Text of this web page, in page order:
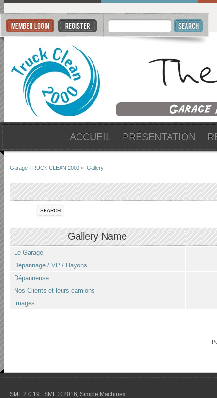
ACCUEIL PRÉSENTATION
Garage TRUCK CLEAN 2000 » Gallery
SEARCH
Gallery Name
Le Garage
Dépannage / VP / Hayons
Dépanneuse
Nos Clients et leurs camions
Images
SMF 2.0.19 | SMF © 2016 Simple Machines